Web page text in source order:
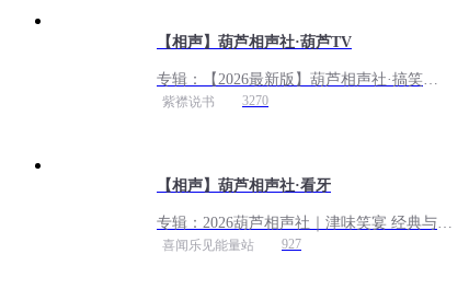
【相声】葫芦相声社·葫芦TV
专辑：
【2026最新版】葫芦相声社·搞笑来
袭丨经典丨助眠
紫襟说书 3270
【相声】葫芦相声社·看牙
专辑： 2026葫芦相声社｜津味笑宴 经典与新
潮齐飞丨免费
喜闻乐见能量站 927